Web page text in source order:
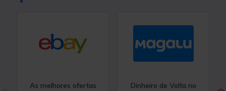
As melhores ofertas
Dinheiro de Volta no